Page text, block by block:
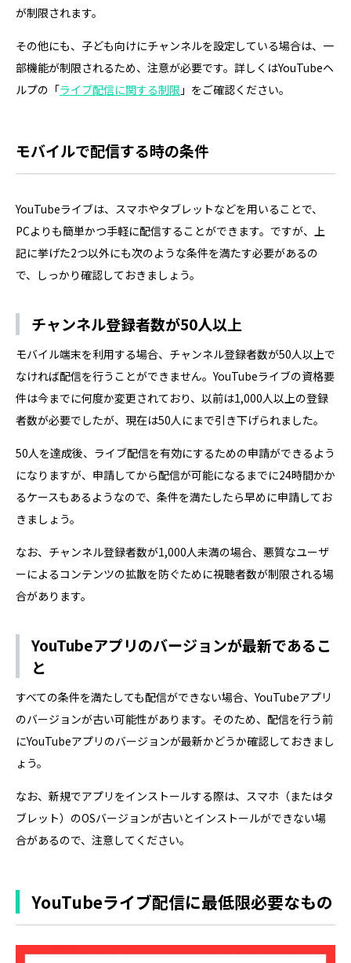
が制限されます。
その他にも、子ども向けにチャンネルを設定している場合は、一
部機能が制限されるため、注意が必要です。詳しくはYouTubeヘ
ルプの「ライブ配信に関する制限 」をご確認ください。
モバイルで配信する時の条件
YouTubeライブは、スマホやタブレットなどを用いることで、
PCよりも簡単かつ手軽に配信することができます。ですが、上
記に挙げた2つ以外にも次のような条件を満たす必要があるの
で、しっかり確認しておきましょう。
チャンネル登録者数が50人以上
モバイル端末を利用する場合、チャンネル登録者数が50人以上で
なければ配信を行うことができません。YouTubeライブの資格要
件は今までに何度か変更されており、以前は1,000人以上の登録
者数が必要でしたが、現在は50人にまで引き下げられました。
50人を達成後、ライブ配信を有効にするための申請ができるよう
になりますが、申請してから配信が可能になるまでに24時間かか
るケースもあるようなので、条件を満たしたら早めに申請してお
きましょう。
なお、チャンネル登録者数が1,000人未満の場合、悪質なユーザ
ーによるコンテンツの拡散を防ぐために視聴者数が制限される場
合があります。
YouTubeアプリのバージョンが最新であるこ
と
すべての条件を満たしても配信ができない場合、YouTubeアプリ
のバージョンが古い可能性があります。そのため、配信を行う前
にYouTubeアプリのバージョンが最新かどうか確認しておきまし
ょう。
なお、新規でアプリをインストールする際は、スマホ（またはタ
ブレット）のOSバージョンが古いとインストールができない場
合があるので、注意してください。
YouTubeライブ配信に最低限必要なもの